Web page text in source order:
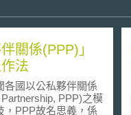
關係(PPP)」
法
國以公私夥伴關係
PPP)之模
，PPP故名思義，係